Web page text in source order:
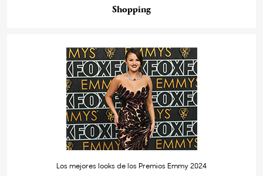
Shopping
Los mejores looks de los Premios Emmy 2024